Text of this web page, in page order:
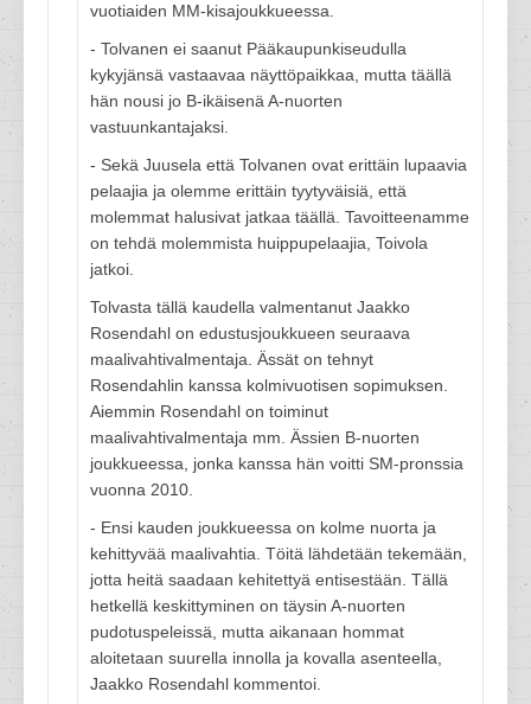
vuotiaiden MM-kisajoukkueessa.
- Tolvanen ei saanut Pääkaupunkiseudulla
kykyjänsä vastaavaa näyttöpaikkaa, mutta täällä
hän nousi jo B-ikäisenä A-nuorten
vastuunkantajaksi.
- Sekä Juusela että Tolvanen ovat erittäin lupaavia
pelaajia ja olemme erittäin tyytyväisiä, että
molemmat halusivat jatkaa täällä. Tavoitteenamme
on tehdä molemmista huippupelaajia, Toivola
jatkoi.
Tolvasta tällä kaudella valmentanut Jaakko
Rosendahl on edustusjoukkueen seuraava
maalivahtivalmentaja. Ässät on tehnyt
Rosendahlin kanssa kolmivuotisen sopimuksen.
Aiemmin Rosendahl on toiminut
maalivahtivalmentaja mm. Ässien B-nuorten
joukkueessa, jonka kanssa hän voitti SM-pronssia
vuonna 2010.
- Ensi kauden joukkueessa on kolme nuorta ja
kehittyvää maalivahtia. Töitä lähdetään tekemään,
jotta heitä saadaan kehitettyä entisestään. Tällä
hetkellä keskittyminen on täysin A-nuorten
pudotuspeleissä, mutta aikanaan hommat
aloitetaan suurella innolla ja kovalla asenteella,
Jaakko Rosendahl kommentoi.